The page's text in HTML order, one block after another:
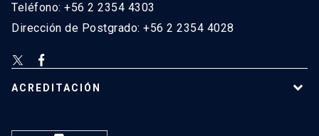
Teléfono: +56 2 2354 4303
Dirección de Postgrado: +56 2 2354 4028
ACREDITACIÓN